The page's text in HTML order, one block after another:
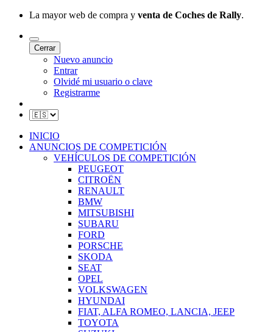
La mayor web de compra y venta de Coches de Rally.
Cerrar
Nuevo anuncio
Entrar
Olvidé mi usuario o clave
Registrarme
INICIO
ANUNCIOS DE COMPETICIÓN
VEHÍCULOS DE COMPETICIÓN
PEUGEOT
CITROËN
RENAULT
BMW
MITSUBISHI
SUBARU
FORD
PORSCHE
SKODA
SEAT
OPEL
VOLKSWAGEN
HYUNDAI
FIAT, ALFA ROMEO, LANCIA, JEEP
TOYOTA